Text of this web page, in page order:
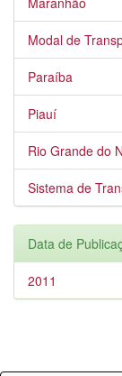
Modal de
Paraíba
Piauí
Rio Grande do
Sistema de
Data de
2011